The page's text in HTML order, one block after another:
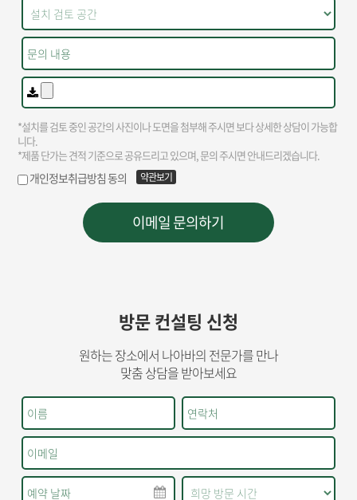
방문 컨설팅 신청
원하는 장소에서 나아바의 전문가를 만나
맞춤 상담을 받아보세요